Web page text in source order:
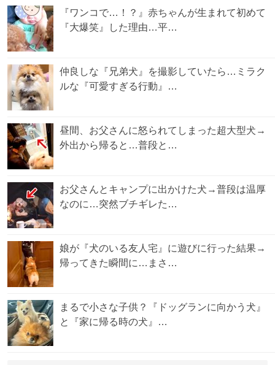
『ワンコで…！？』赤ちゃんが生まれて初めて
『大爆笑』した理由…平…
仲良しな『兄弟犬』を撮影していたら…ミラク
ルな『可愛すぎる行動』…
昼間、お父さんに怒られてしまった超大型犬→
外出から帰ると…普段と…
お父さんとキャンプに出かけた犬→普段は温厚
なのに…突然ブチギレた…
娘が『犬のいる友人宅』に遊びに行った結果→
帰ってきた瞬間に…まさ…
まるで小さな子供？『ドッグランに向かう犬』
と『家に帰る時の犬』…